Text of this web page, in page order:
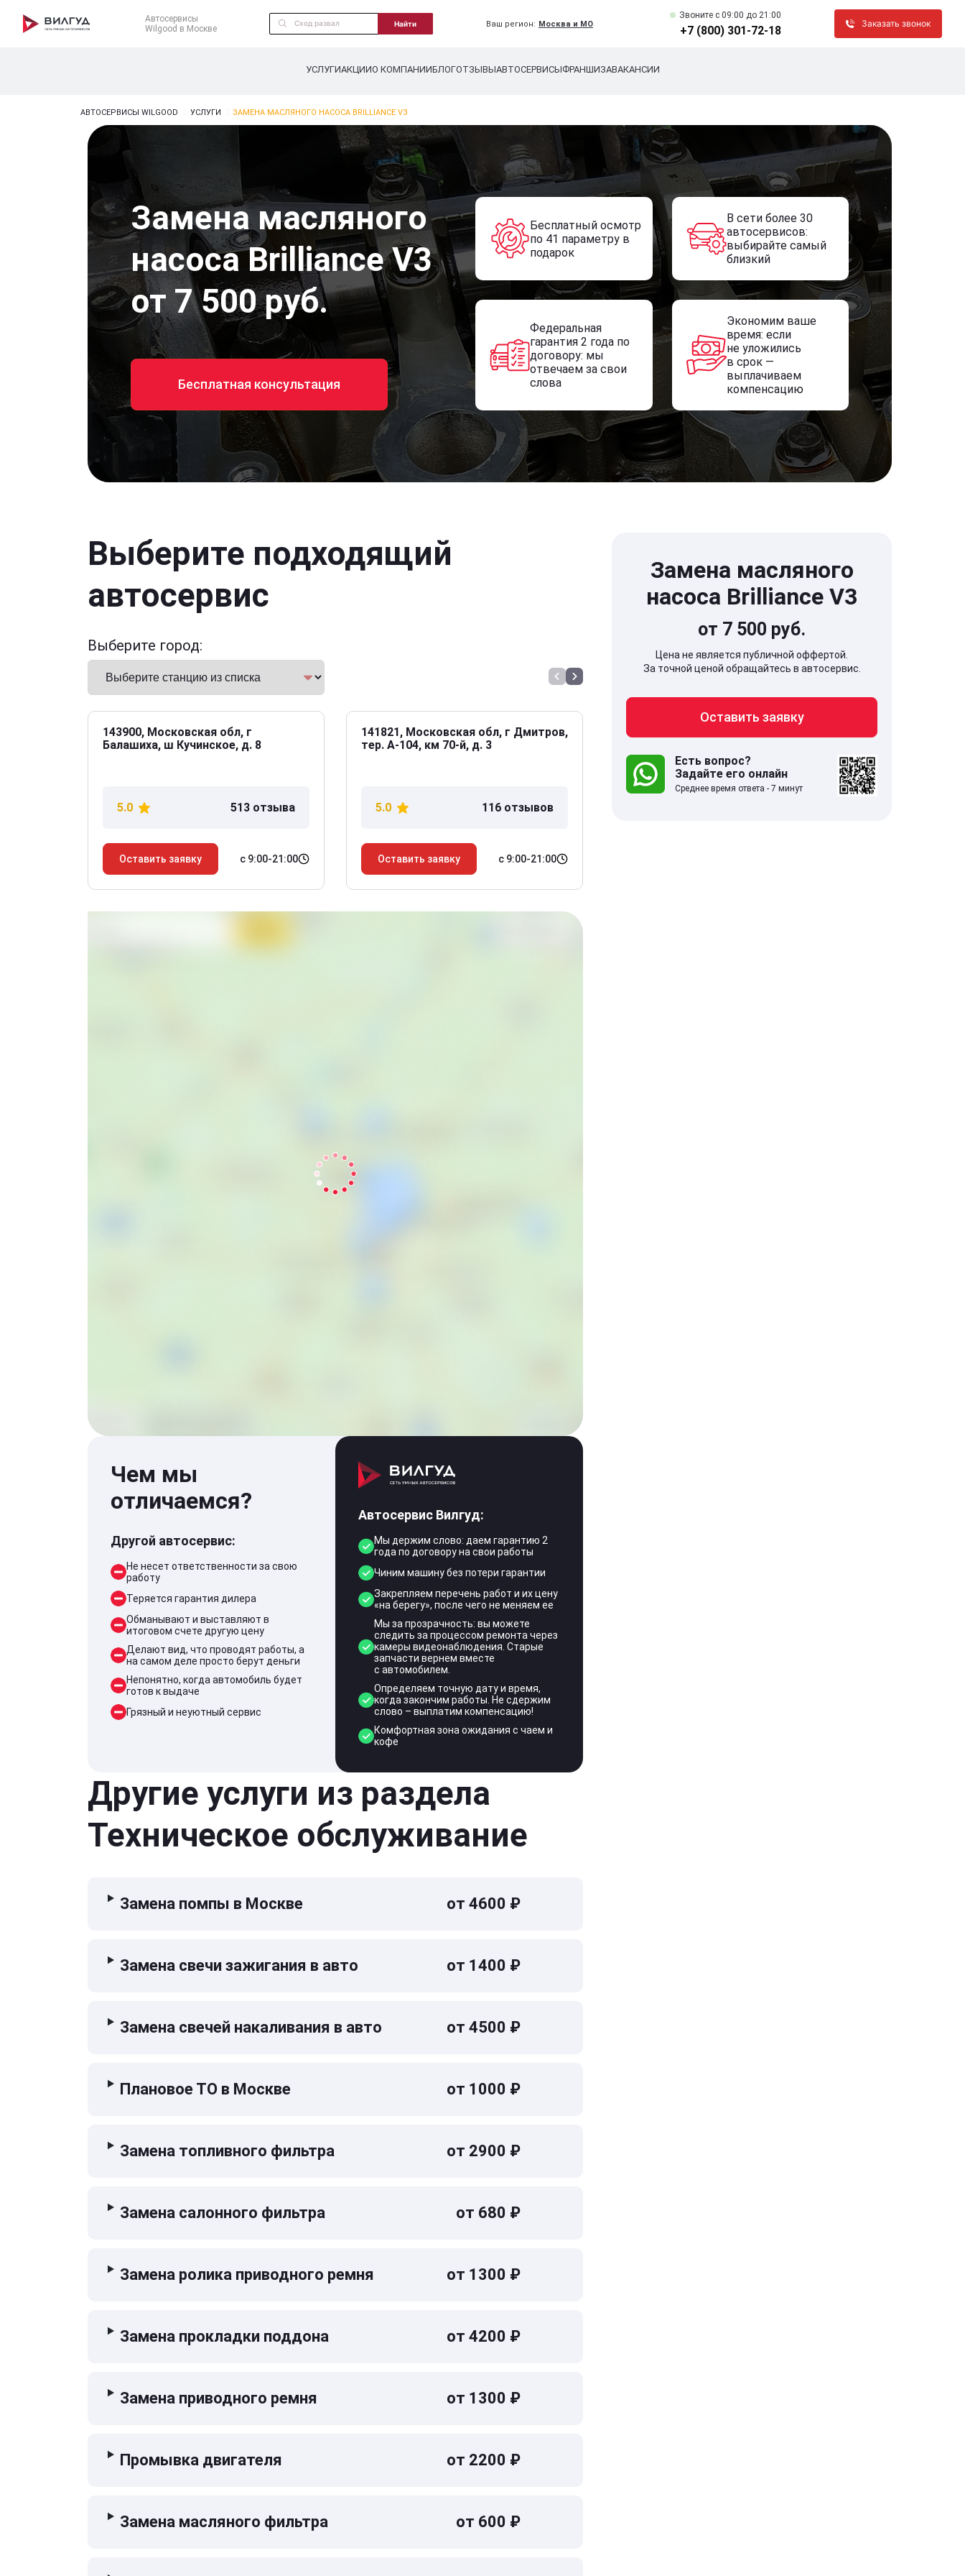
Автосервисы
Wilgood в Москве
Найти Ваш регион: Москва и МО
Звоните c 09:00 до 21:00
+7 (800) 301-72-18
Заказать звонок
УСЛУГИАКЦИИО КОМПАНИИБЛОГОТЗЫВЫАВТОСЕРВИСЫФРАНШИЗАВАКАНСИИ
АВТОСЕРВИСЫ WILGOOD УСЛУГИ ЗАМЕНА МАСЛЯНОГО НАСОСА BRILLIANCE V3
Замена масляного
насоса Brilliance V3
от 7 500 руб.
Бесплатная консультация
Бесплатный осмотр
по 41 параметру в
подарок
В сети более 30
автосервисов:
выбирайте самый
близкий
Федеральная
гарантия 2 года по
договору: мы
отвечаем за свои
слова
Экономим ваше
время: если
не уложились
в срок —
выплачиваем
компенсацию
Выберите подходящий
автосервис
Выберите город:
143900, Московская обл, г
Балашиха, ш Кучинское, д. 8
5.0 513 отзыва
Оставить заявку с 9:00-21:00
141821, Московская обл, г Дмитров,
тер. А-104, км 70-й, д. 3
5.0 116 отзывов
Оставить заявку с 9:00-21:00
141707, Московская обл,
дом 5
Чем мы
отличаемся?
Другой автосервис:
Не несет ответственности за свою
работу
Теряется гарантия дилера
Обманывают и выставляют в
итоговом счете другую цену
Делают вид, что проводят работы, а
на самом деле просто берут деньги
Непонятно, когда автомобиль будет
готов к выдаче
Грязный и неуютный сервис
Автосервис Вилгуд:
Мы держим слово: даем гарантию 2
года по договору на свои работы
Чиним машину без потери гарантии
Закрепляем перечень работ и их цену
«на берегу», после чего не меняем ее
Мы за прозрачность: вы можете
следить за процессом ремонта через
камеры видеонаблюдения. Старые
запчасти вернем вместе
с автомобилем.
Определяем точную дату и время,
когда закончим работы. Не сдержим
слово – выплатим компенсацию!
Комфортная зона ожидания с чаем и
кофе
Другие услуги из раздела
Техническое обслуживание
Замена помпы в Москве от 4600 ₽
Замена свечи зажигания в авто от 1400 ₽
Замена свечей накаливания в авто от 4500 ₽
Плановое ТО в Москве от 1000 ₽
Замена топливного фильтра от 2900 ₽
Замена салонного фильтра от 680 ₽
Замена ролика приводного ремня от 1300 ₽
Замена прокладки поддона от 4200 ₽
Замена приводного ремня от 1300 ₽
Промывка двигателя от 2200 ₽
Замена масляного фильтра от 600 ₽
Замена масляного
насоса Brilliance V3
от 7 500 руб.
Цена не является публичной оффертой.
За точной ценой обращайтесь в автосервис.
Оставить заявку
Есть вопрос?
Задайте его онлайн
Среднее время ответа - 7 минут